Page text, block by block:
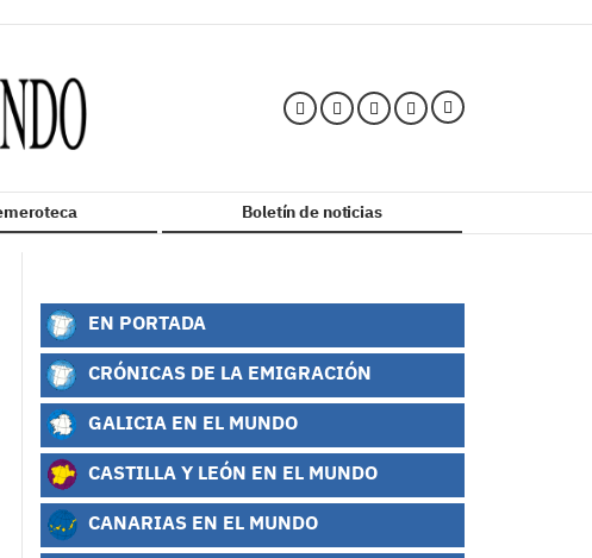
Boletín de noticias
EN PORTADA
CRÓNICAS DE LA EMIGRACIÓN
GALICIA EN EL MUNDO
CASTILLA Y LEÓN EN EL MUNDO
CANARIAS EN EL MUNDO